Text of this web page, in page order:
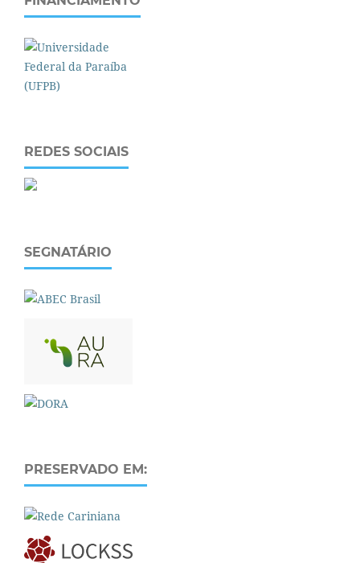
REDES SOCIAIS
SEGNATÁRIO
PRESERVADO EM: